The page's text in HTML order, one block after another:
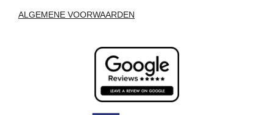
ALGEMENE VOORWAARDEN